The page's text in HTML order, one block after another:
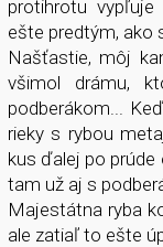
protihrotu
ešte predtým, ako
Našťastie, môj
všimol drámu,
podberákom...
rieky s rybou
kus ďalej po
tam už aj s
Majestátna ryba
ale zatiaľ to ešte